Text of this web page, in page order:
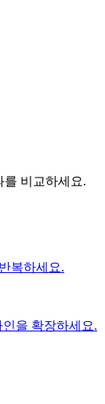
를 비교하세요.
복하세요.
을 확장하세요.